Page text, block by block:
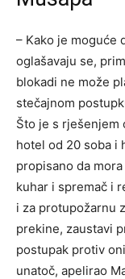
– Kako je moguće
oglašavaju se,
blokadi ne može
stečajnom
Što je s rješenjem
hotel od 20 soba i
propisano da
kuhar i spremač i
i za protupožarnu
prekine, zaustavi
postupak protiv
unatoč, apelirao